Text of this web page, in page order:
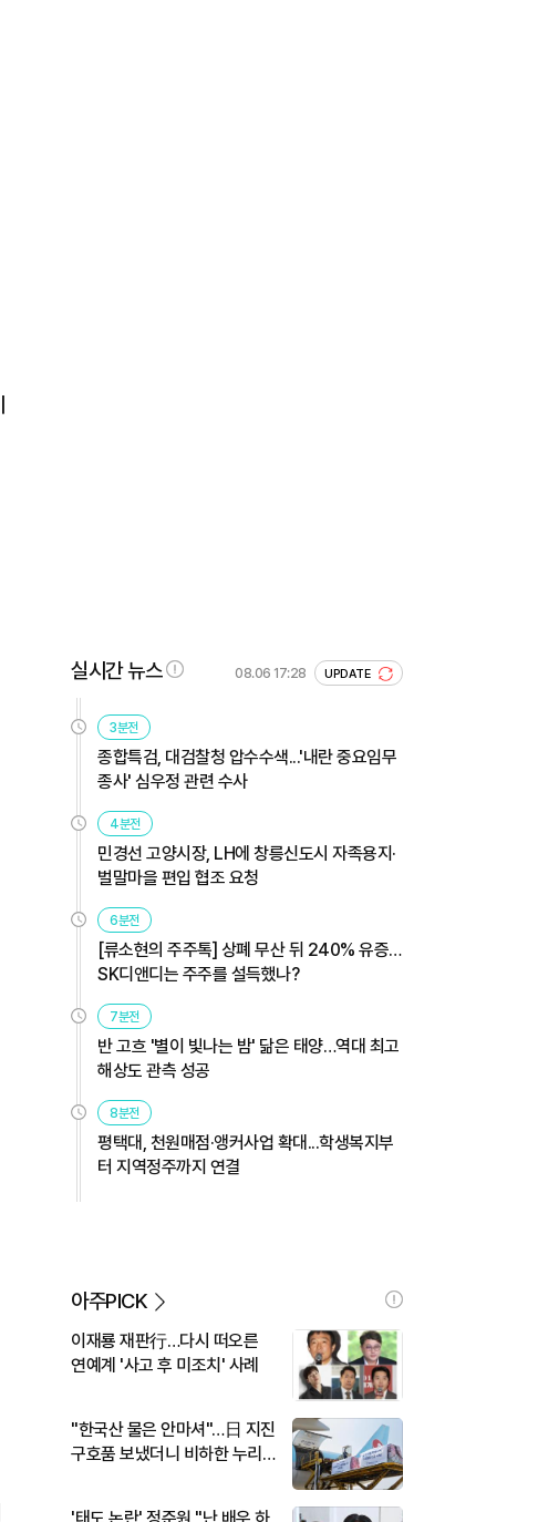
실시간 뉴스 08.06 17:28 UPDATE
3분전
종합특검, 대검찰청 압수수색...'내란 중요임무
종사' 심우정 관련 수사
4분전
민경선 고양시장, LH에 창릉신도시 자족용지·
벌말마을 편입 협조 요청
6분전
[류소현의 주주톡] 상폐 무산 뒤 240% 유증…
SK디앤디는 주주를 설득했나?
7분전
반 고흐 '별이 빛나는 밤' 닮은 태양…역대 최고
해상도 관측 성공
8분전
평택대, 천원매점·앵커사업 확대...학생복지부
터 지역정주까지 연결
아주PICK
이재룡 재판行…다시 떠오른
연예계 '사고 후 미조치' 사례
"한국산 물은 안마셔"…日 지진
구호품 보냈더니 비하한 누리